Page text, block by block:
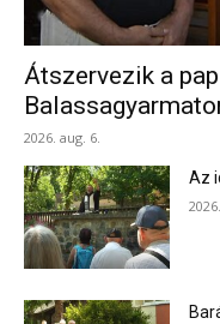
Átszervezik a
2026. aug. 6.
Az